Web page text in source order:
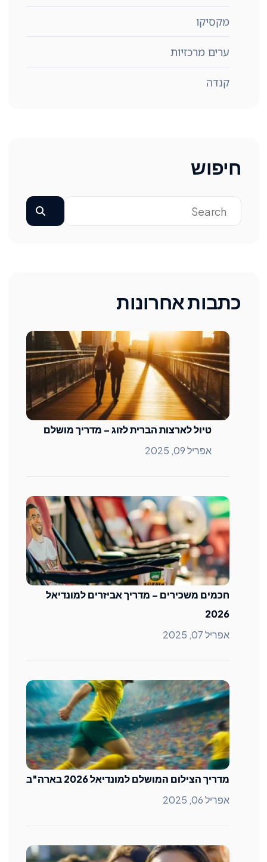
מקסיקו
ערים מרכזיות
קנדה
חיפוש
כתבות אחרונות
טיול לארצות הברית לזוג – מדריך מושלם
אפריל 09, 2025
חכמים משכירים – מדריך אביזרים למונדיאל
2026
אפריל 07, 2025
מדריך הצילום המושלם למונדיאל 2026 בארה"ב
אפריל 06, 2025